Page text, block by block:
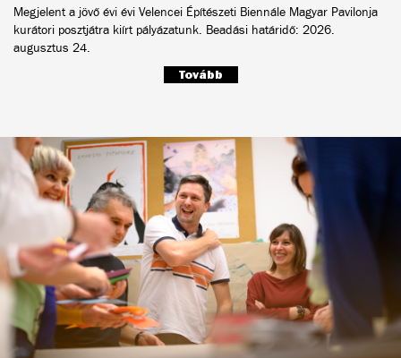
Megjelent a jövő évi évi Velencei Építészeti Biennále Magyar Pavilonja
kurátori posztjátra kiírt pályázatunk. Beadási határidő: 2026.
augusztus 24.
Tovább